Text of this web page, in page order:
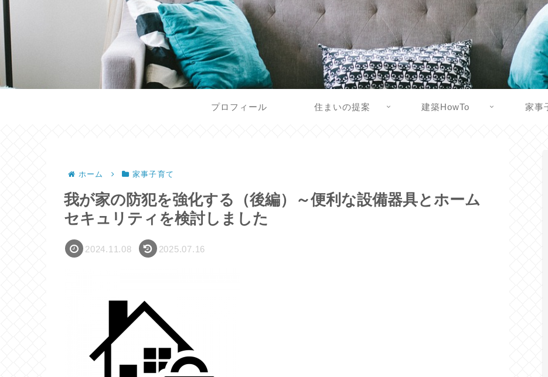
プロフィール 住まいの提案 建築HowTo 家事
ホーム 家事子育て
我が家の防犯を強化する（後編）～便利な設備器具とホーム
セキュリティを検討しました
2024.11.08 2025.07.16